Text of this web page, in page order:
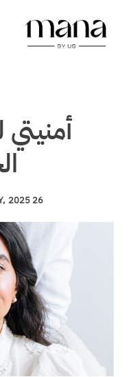
26 JANUARY, 2025 / حنان الشهري